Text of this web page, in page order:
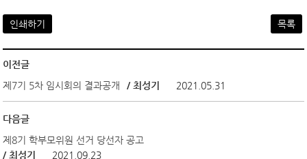
인쇄하기 목록
이전글
제7기 5차 임시회의 결과공개
/ 최성기 2021.05.31
다음글
제8기 학부모위원 선거 당선자 공고
/ 최성기
2021.09.23